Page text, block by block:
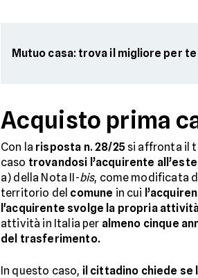
Mutuo casa: trova il migliore per te
Acquisto prima
Con la risposta n. 28/25si affronta il
caso trovandosi l’acquirente
a) della Nota II-bis, come modificata
territorio del comune in cui
l'acquirente svolge la propria
attività in Italia per almeno cinque
del trasferimento.
In questo caso, il cittadino chiede se